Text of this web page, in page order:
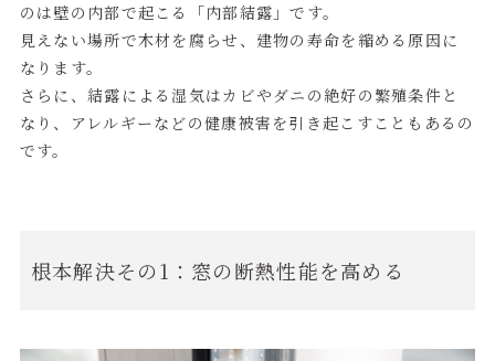
のは壁の内部で起こる「内部結露」です。
見えない場所で木材を腐らせ、建物の寿命を縮める原因に
なります。
さらに、結露による湿気はカビやダニの絶好の繁殖条件と
なり、アレルギーなどの健康被害を引き起こすこともあるの
です。
根本解決その1：窓の断熱性能を高める